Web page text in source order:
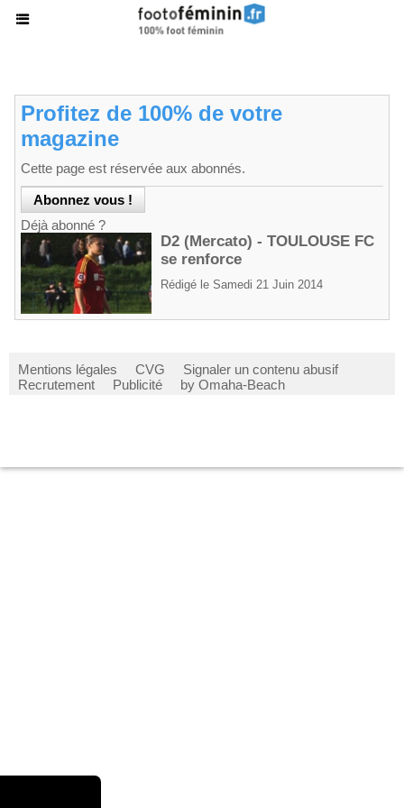
Profitez de 100% de votre
magazine
Cette page est réservée aux abonnés.
Déjà abonné ?
D2 (Mercato) - TOULOUSE FC
se renforce
Rédigé le Samedi 21 Juin 2014
Mentions légales CVG
Signaler un contenu abusif
Recrutement
Publicité by Omaha-Beach